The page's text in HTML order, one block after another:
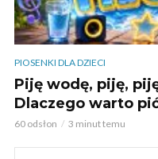
PIOSENKI DLA DZIECI
Piję wodę, piję,
Dlaczego warto
60 odsłon 3 minut temu